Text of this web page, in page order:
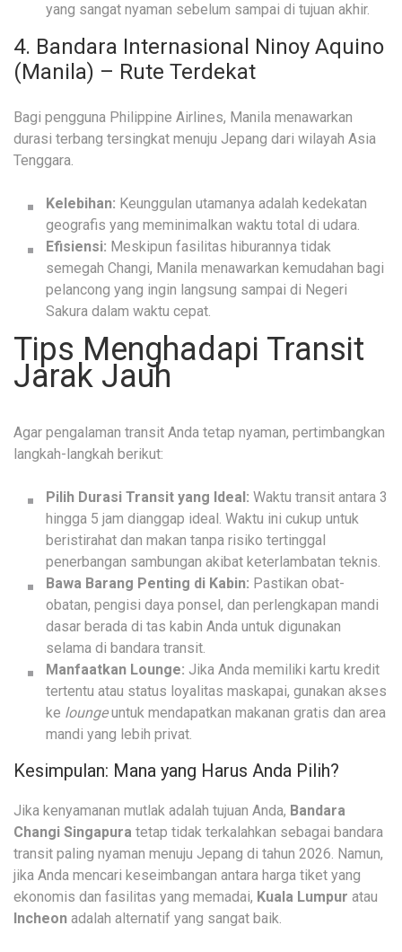
yang sangat nyaman sebelum sampai di tujuan akhir.
4. Bandara Internasional Ninoy Aquino
(Manila) – Rute Terdekat
Bagi pengguna Philippine Airlines, Manila menawarkan
durasi terbang tersingkat menuju Jepang dari wilayah Asia
Tenggara.
Kelebihan: Keunggulan utamanya adalah kedekatan
geografis yang meminimalkan waktu total di udara.
Efisiensi: Meskipun fasilitas hiburannya tidak
semegah Changi, Manila menawarkan kemudahan bagi
pelancong yang ingin langsung sampai di Negeri
Sakura dalam waktu cepat.
Tips Menghadapi Transit
Jarak Jauh
Agar pengalaman transit Anda tetap nyaman, pertimbangkan
langkah-langkah berikut:
Pilih Durasi Transit yang Ideal: Waktu transit antara 3
hingga 5 jam dianggap ideal. Waktu ini cukup untuk
beristirahat dan makan tanpa risiko tertinggal
penerbangan sambungan akibat keterlambatan teknis.
Bawa Barang Penting di Kabin: Pastikan obat-
obatan, pengisi daya ponsel, dan perlengkapan mandi
dasar berada di tas kabin Anda untuk digunakan
selama di bandara transit.
Manfaatkan Lounge: Jika Anda memiliki kartu kredit
tertentu atau status loyalitas maskapai, gunakan akses
ke loungeuntuk mendapatkan makanan gratis dan area
mandi yang lebih privat.
Kesimpulan: Mana yang Harus Anda Pilih?
Jika kenyamanan mutlak adalah tujuan Anda, Bandara
Changi Singapura tetap tidak terkalahkan sebagai bandara
transit paling nyaman menuju Jepang di tahun 2026. Namun,
jika Anda mencari keseimbangan antara harga tiket yang
ekonomis dan fasilitas yang memadai, Kuala Lumpur atau
Incheon adalah alternatif yang sangat baik.